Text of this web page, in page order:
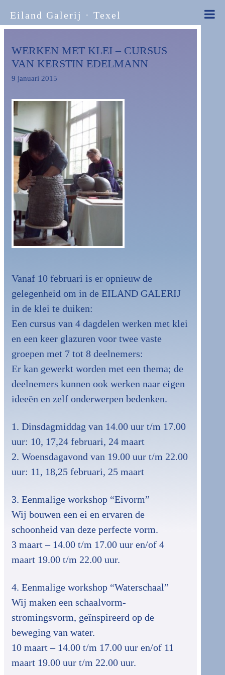
Eiland Galerij · Texel
WERKEN MET KLEI – CURSUS
VAN KERSTIN EDELMANN
9 januari 2015
Vanaf 10 februari is er opnieuw de
gelegenheid om in de EILAND GALERIJ
in de klei te duiken:
Een cursus van 4 dagdelen werken met klei
en een keer glazuren voor twee vaste
groepen met 7 tot 8 deelnemers:
Er kan gewerkt worden met een thema; de
deelnemers kunnen ook werken naar eigen
ideeën en zelf onderwerpen bedenken.
1. Dinsdagmiddag van 14.00 uur t/m 17.00
uur: 10, 17,24 februari, 24 maart
2. Woensdagavond van 19.00 uur t/m 22.00
uur: 11, 18,25 februari, 25 maart
3. Eenmalige workshop “Eivorm”
Wij bouwen een ei en ervaren de
schoonheid van deze perfecte vorm.
3 maart – 14.00 t/m 17.00 uur en/of 4
maart 19.00 t/m 22.00 uur.
4. Eenmalige workshop “Waterschaal”
Wij maken een schaalvorm-
stromingsvorm, geïnspireerd op de
beweging van water.
10 maart – 14.00 t/m 17.00 uur en/of 11
maart 19.00 uur t/m 22.00 uur.